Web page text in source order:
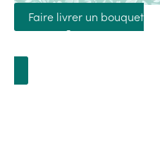
Faire livrer un bouquet
avec Interflora